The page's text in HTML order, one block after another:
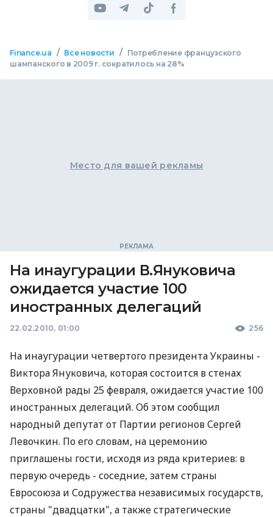
Finance.ua / Все новости /
Потребление французского
шампанского в 2009 г. сократилось на 28%
Место для вашей рекламы
На инаугурации В.Януковича
ожидается участие 100
иностранных делегаций
22.02.2010, 01:00 256
На инаугурации четвертого президента Украины -
Виктора Януковича, которая состоится в стенах
Верховной рады 25 февраля, ожидается участие 100
иностранных делегаций. Об этом сообщил
народный депутат от Партии регионов Сергей
Левочкин. По его словам, на церемонию
приглашены гости, исходя из ряда критериев: в
первую очередь - соседние, затем страны
Евросоюза и Содружества независимых государств,
страны "двадцатки", а также стратегические